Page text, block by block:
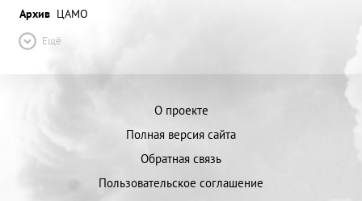
Архив ЦАМО
Ещё
О проекте
Полная версия сайта
Обратная связь
Пользовательское соглашение